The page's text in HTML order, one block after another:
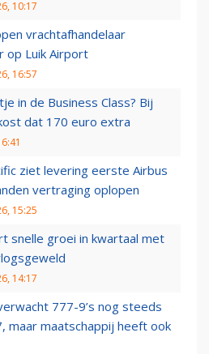
10:17
vrachtafhandelaar
op Luik Airport
16:57
in de Business Class? Bij
dat 170 euro extra
ziet levering eerste Airbus
vertraging oplopen
15:25
snelle groei in kwartaal met
14:17
777-9’s nog steeds
maar maatschappij heeft ook